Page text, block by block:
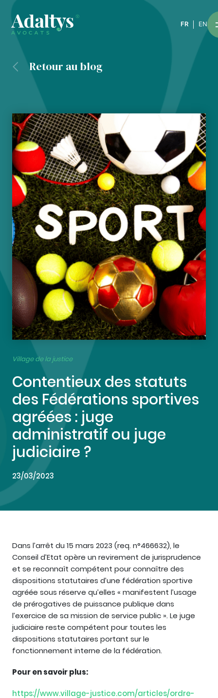
FR EN
Retour au blog
Village de la justice
Contentieux des statuts
des Fédérations sportives
agréées : juge
administratif ou juge
judiciaire ?
23/03/2023
Dans l’arrêt du 15 mars 2023 (req. n°466632), le
Conseil d’Etat opère un revirement de jurisprudence
et se reconnaît compétent pour connaître des
dispositions statutaires d’une fédération sportive
agréée sous réserve qu’elles « manifestent l’usage
de prérogatives de puissance publique dans
l’exercice de sa mission de service public ». Le juge
judiciaire reste compétent pour toutes les
dispositions statutaires portant sur le
fonctionnement interne de la fédération.
Pour en savoir plus:
https://www.village-justice.com/articles/ordre-